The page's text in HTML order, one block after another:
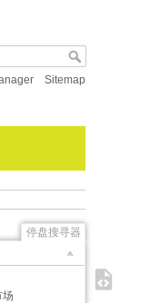
Sitemap
停盘搜寻器
场